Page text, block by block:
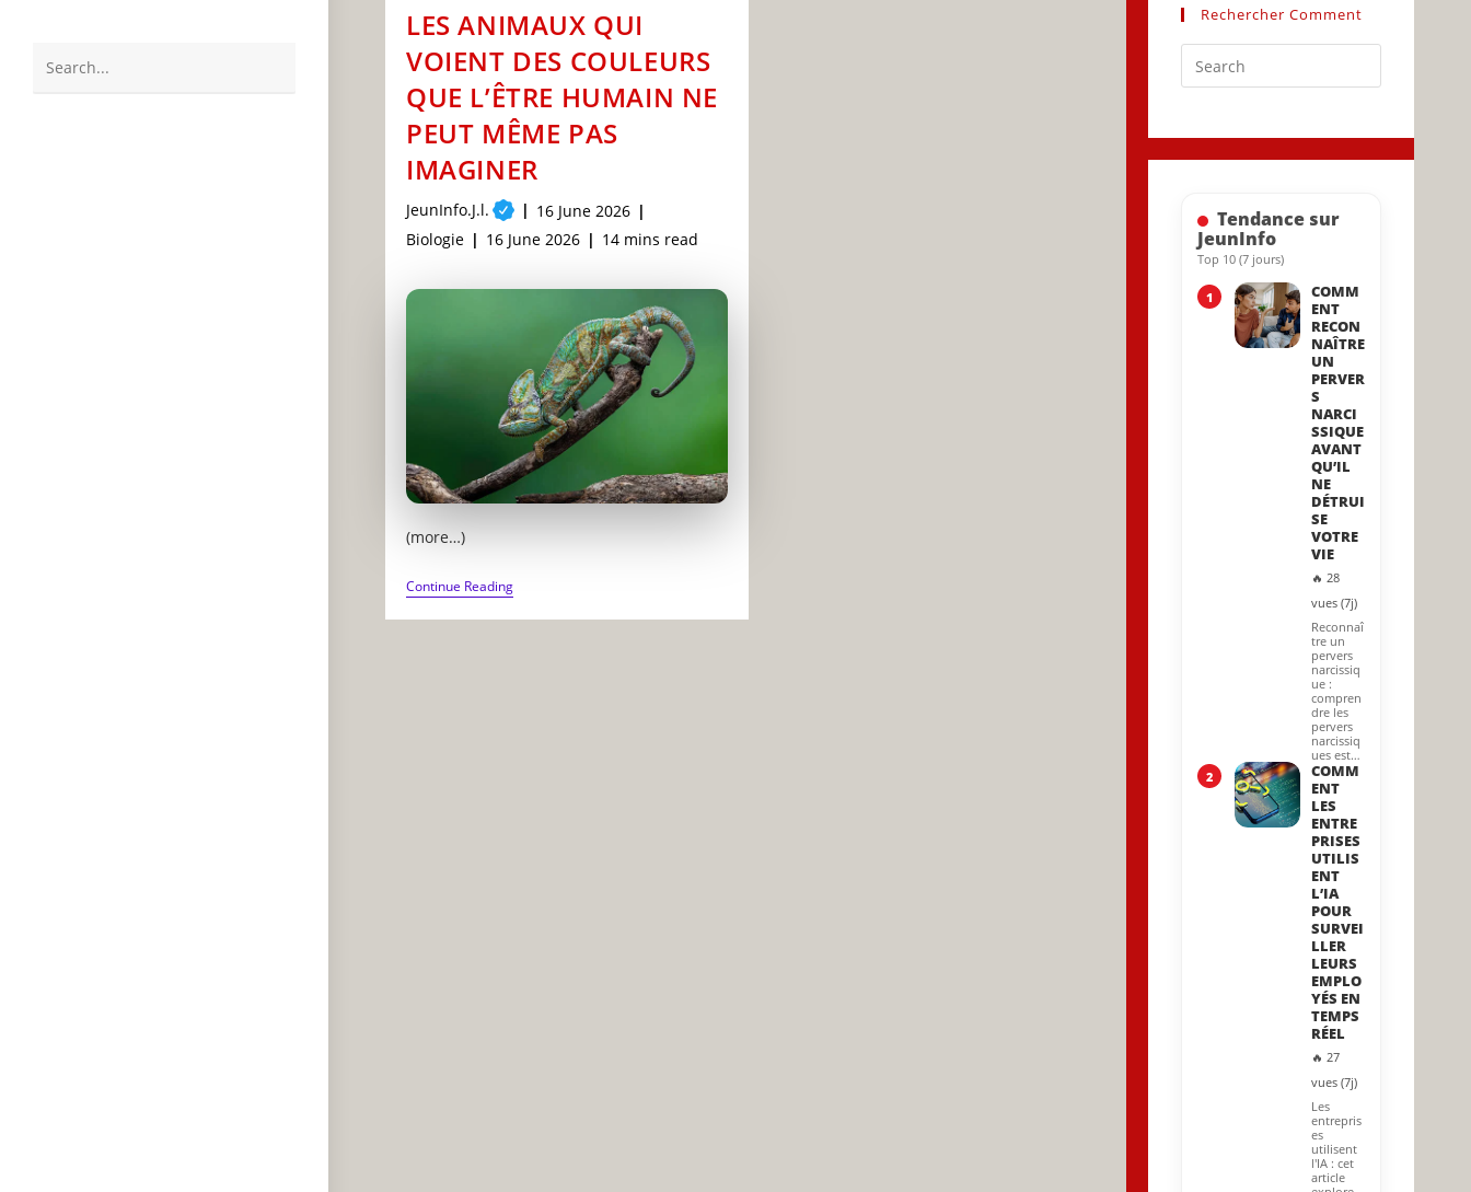
LES ANIMAUX QUI
VOIENT DES COULEURS
QUE L’ÊTRE HUMAIN NE
PEUT MÊME PAS
IMAGINER
Post
author:
JeunInfo.J.l.
Post
published:
16 June 2026
Post
Biologie
Post
modified:
16 June 2026
Reading
14 mins read
(more…)
Continue ReadingLES
ANIMAUX
QUI
Rechercher Comment
Escape
close
the
Tendance sur
JeunInfo
Top 10 (7 jours)
1
COMM
ENT
RECON
NAÎTRE
UN
PERVER
S
NARCI
SSIQUE
AVANT
QU’IL
NE
DÉTRUI
SE
VOTRE
VIE
🔥 28
vues (7j)
Reconnaî
tre un
pervers
narcissiq
ue :
compren
dre les
pervers
narcissiq
ues est…
2
COMM
ENT
LES
ENTRE
PRISES
UTILIS
ENT
L’IA
POUR
SURVEI
LLER
LEURS
EMPLO
YÉS EN
TEMPS
RÉEL
🔥 27
vues (7j)
Les
entrepris
es
utilisent
l'IA : cet
article